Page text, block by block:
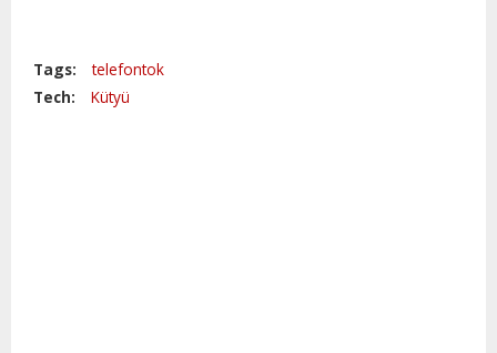
Tags:
telefontok
Tech:
Kütyü